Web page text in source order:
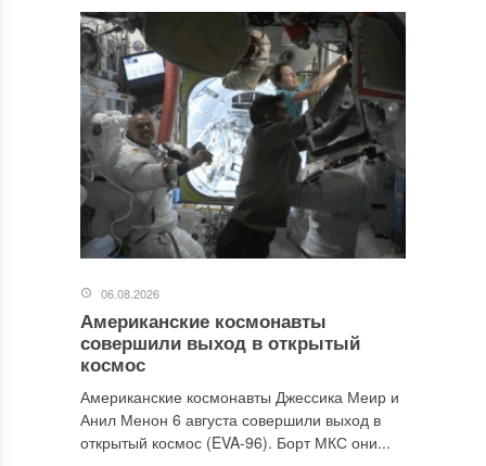
06.08.2026
Американские космонавты
совершили выход в открытый
космос
Американские космонавты Джессика Меир и
Анил Менон 6 августа совершили выход в
открытый космос (EVA-96). Борт МКС они...